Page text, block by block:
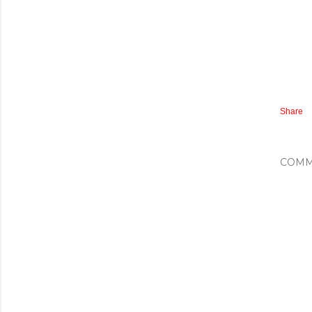
Share